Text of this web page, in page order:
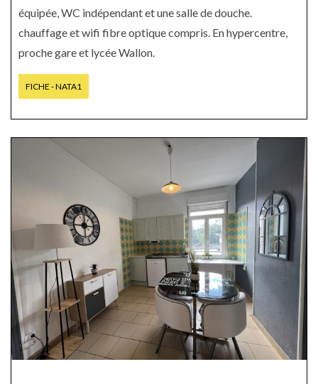
équipée, WC indépendant et une salle de douche.
chauffage et wifi fibre optique compris. En hypercentre,
proche gare et lycée Wallon.
FICHE - NATA1